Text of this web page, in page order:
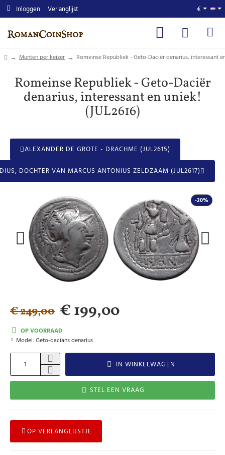
Inloggen Verlanglijst €
homeMunten per keizer Romeinse Republiek - Geto-Daciër denarius, interessant
Romeinse Republiek - Geto-Daciër
denarius, interessant en uniek!
(JUL2616)
ALEXANDER DE GROTE - DRACHME (JUL2615)
DOCHTER VAN MARCUS ANTONIUS ZELDZAAM (JUL2617)
-20%
OP VOORRAAD
Model: Geto-dacians denarius
€ 199,00
€ 249,00
IN WINKELWAGEN
STEL EEN VRAAG
OP VERLANGLIJSTJE